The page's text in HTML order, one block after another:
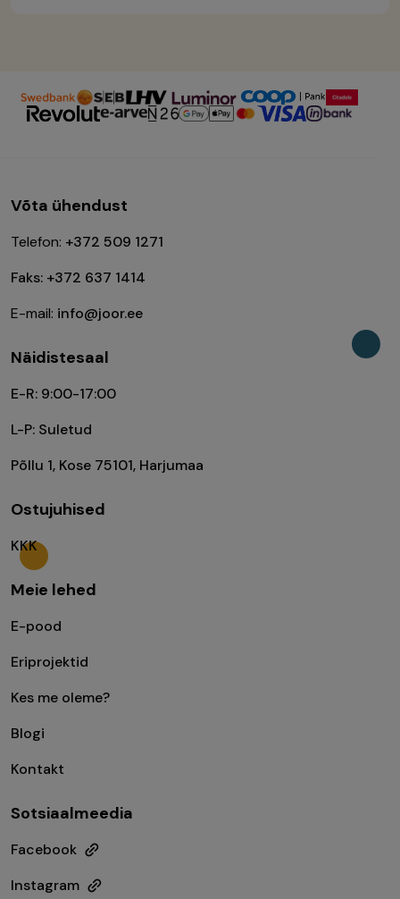
Võta ühendust
Telefon: +372 509 1271
Faks: +372 637 1414
E-mail: info@joor.ee
Näidistesaal
E-R: 9:00-17:00
L-P: Suletud
Põllu 1, Kose 75101, Harjumaa
Ostujuhised
KKK
Meie lehed
E-pood
Eriprojektid
Kes me oleme?
Blogi
Kontakt
Sotsiaalmeedia
Facebook
Instagram